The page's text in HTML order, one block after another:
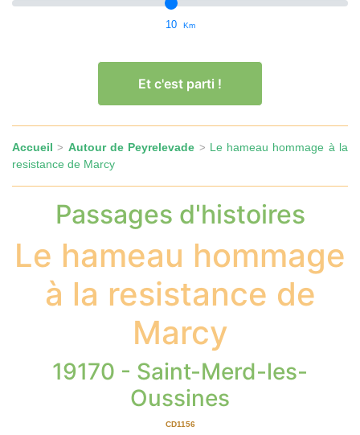
10 Km
Et c'est parti !
Accueil > Autour de Peyrelevade > Le hameau hommage à la
resistance de Marcy
Passages d'histoires
Le hameau hommage
à la resistance de
Marcy
19170 - Saint-Merd-les-
Oussines
CD1156